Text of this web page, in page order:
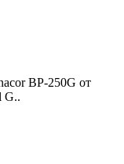
BP-250G от
G..